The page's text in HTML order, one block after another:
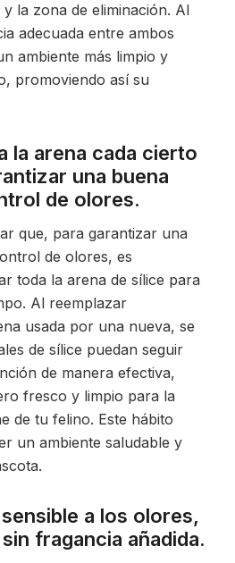
la zona de eliminación. Al
adecuada entre ambos
ambiente más limpio y
promoviendo así su
la arena cada cierto
una buena
de olores.
que, para garantizar una
de olores, es
toda la arena de sílice para
Al reemplazar
usada por una nueva, se
de sílice puedan seguir
de manera efectiva,
fresco y limpio para la
de tu felino. Este hábito
un ambiente saludable y
a los olores,
fragancia añadida.